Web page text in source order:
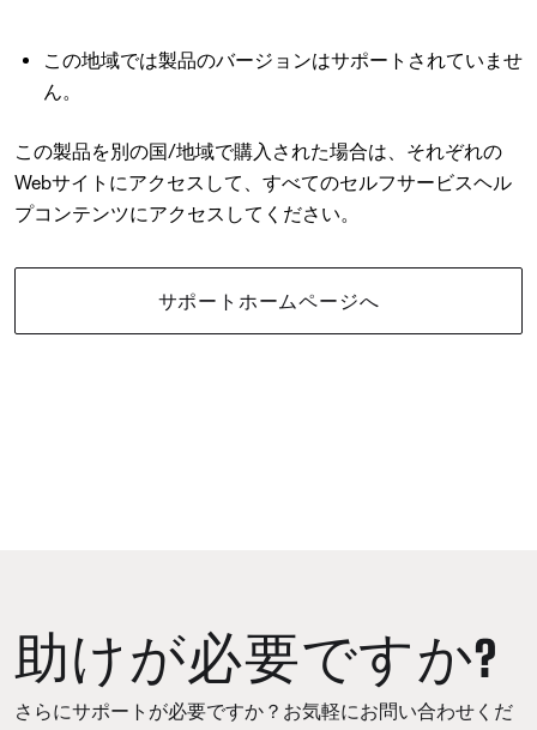
この地域では製品のバージョンはサポートされていませ
ん。
この製品を別の国/地域で購入された場合は、それぞれの
Webサイトにアクセスして、すべてのセルフサービスヘル
プコンテンツにアクセスしてください。
サポートホームページへ
助けが必要ですか?
さらにサポートが必要ですか？お気軽にお問い合わせくだ